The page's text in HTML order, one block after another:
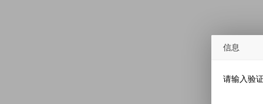
信息
请输入验